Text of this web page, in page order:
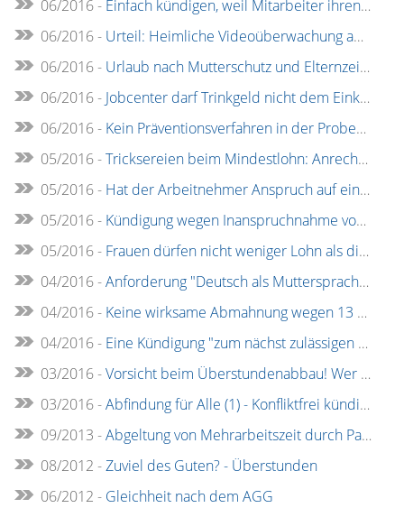
06/2016 - Einfach kündigen, weil Mitarbeiter ihren Kollegen nicht leiden können?
06/2016 - Urteil: Heimliche Videoüberwachung am Arbeitsplatz - Schadensersatz?
06/2016 - Urlaub nach Mutterschutz und Elternzeit - aufgeschoben ist nicht aufgehoben!
06/2016 - Jobcenter darf Trinkgeld nicht dem Einkommen anrechnen
06/2016 - Kein Präventionsverfahren in der Probezeit
05/2016 -Tricksereien beim Mindestlohn: Anrechnung des Urlaubs- und Weihnachtsgeldes
05/2016 - Hat der Arbeitnehmer Anspruch auf einen rauchfreien Arbeitsplatz?
05/2016 - Kündigung wegen Inanspruchnahme von Elternzeit?
05/2016 - Frauen dürfen nicht weniger Lohn als die männlichen Kollegen bekommen
04/2016 -Anforderung "Deutsch als Muttersprache" in einer Stellenanzeige
04/2016 - Keine wirksame Abmahnung wegen 13 Minuten Verspätung
04/2016 - Eine Kündigung "zum nächst zulässigen Zeitpunkt" ist wirksam
03/2016 -Vorsicht beim Überstundenabbau! Wer krank wird, kann Pech haben.
03/2016 -Abfindung für Alle (1) - Konfliktfrei kündigen: Mitleid als Angriffsfläche
09/2013 -Abgeltung von Mehrarbeitszeit durch Pauschalvergütung
08/2012 -Zuviel des Guten? - Überstunden
06/2012 - Gleichheit nach dem AGG